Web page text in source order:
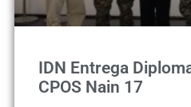
IDN Entrega
CPOS Nain 17